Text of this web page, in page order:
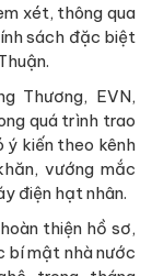
xét, thông qua
sách đặc biệt
Thương, EVN,
quá trình trao
kiến theo kênh
vướng mắc
điện hạt nhân.
thiện hồ sơ,
bí mật nhà nước